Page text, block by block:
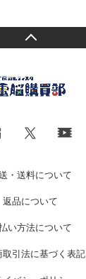
・送料について
返品について
い方法について
取引法に基づく表記